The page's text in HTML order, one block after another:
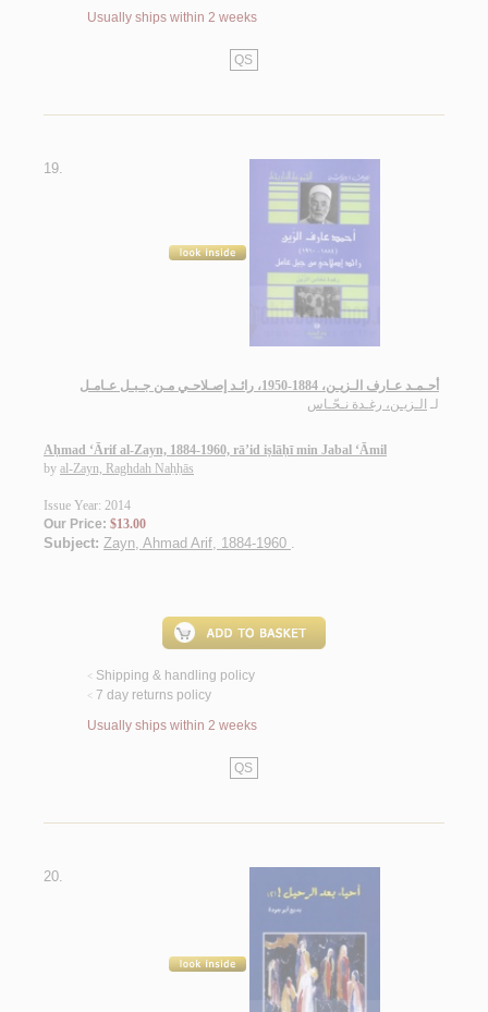
Usually ships within 2 weeks
QS
19.
أحـمـد عـارف الـزيـن، 1884-1950، رائـد إصـلاحـي مـن جـبـل عـامـل
لـ الـزيـن، رغـدة نـحّـاس
Aḥmad ‘Ārif al-Zayn, 1884-1960, rā’id iṣlāḥī min Jabal ‘Āmil
by al-Zayn, Raghdah Naḥḥās
Issue Year: 2014
Our Price: $13.00
Subject: Zayn, Ahmad Arif, 1884-1960 .
< Shipping & handling policy
< 7 day returns policy
Usually ships within 2 weeks
QS
20.